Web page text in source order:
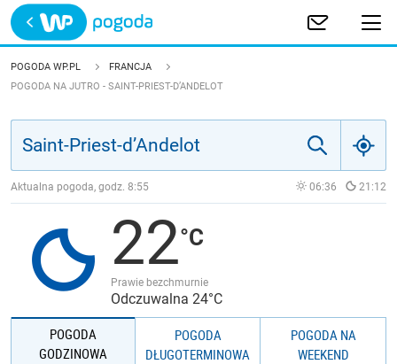
Trwa ładowanie
POLSKA
JAKOŚĆ POWIETRZA
POGODA WP.PL
FRANCJA
POGODA NA JUTRO - SAINT-PRIEST-D’ANDELOT
Aktualna pogoda, godz. 8:55 06:36 21:12
22
Prawie bezchmurnie
Odczuwalna 24°C
POGODA
GODZINOWA
POGODA
DŁUGOTERMINOWA
POGODA NA
WEEKEND